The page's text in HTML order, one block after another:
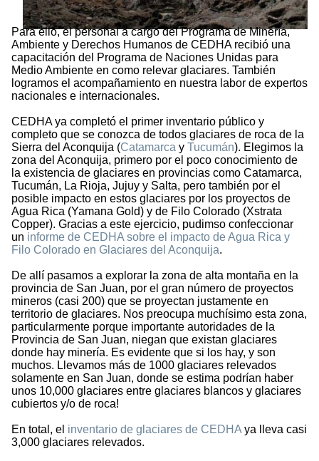
Para ello, el personal a cargo del Programa de Minería,
Ambiente y Derechos Humanos de CEDHA recibió una
capacitación del Programa de Naciones Unidas para
Medio Ambiente en como relevar glaciares. También
logramos el acompañamiento en nuestra labor de expertos
nacionales e internacionales.
CEDHA ya completó el primer inventario público y
completo que se conozca de todos glaciares de roca de la
Sierra del Aconquija (Catamarca y Tucumán). Elegimos la
zona del Aconquija, primero por el poco conocimiento de
la existencia de glaciares en provincias como Catamarca,
Tucumán, La Rioja, Jujuy y Salta, pero también por el
posible impacto en estos glaciares por los proyectos de
Agua Rica (Yamana Gold) y de Filo Colorado (Xstrata
Copper). Gracias a este ejercicio, pudimso confeccionar
un informe de CEDHA sobre el impacto de Agua Rica y
Filo Colorado en Glaciares del Aconquija.
De allí pasamos a explorar la zona de alta montaña en la
provincia de San Juan, por el gran número de proyectos
mineros (casi 200) que se proyectan justamente en
territorio de glaciares. Nos preocupa muchísimo esta zona,
particularmente porque importante autoridades de la
Provincia de San Juan, niegan que existan glaciares
donde hay minería. Es evidente que si los hay, y son
muchos. Llevamos más de 1000 glaciares relevados
solamente en San Juan, donde se estima podrían haber
unos 10,000 glaciares entre glaciares blancos y glaciares
cubiertos y/o de roca!
En total, el inventario de glaciares de CEDHA ya lleva casi
3,000 glaciares relevados.